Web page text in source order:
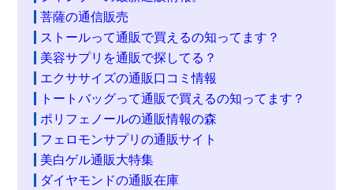
菩薩の通信販売
ストールって通販で買えるの知ってます？
美容サプリを通販で探してる？
エクササイズの通販口コミ情報
トートバッグって通販で買えるの知ってます？
ポリフェノールの通販情報の森
フェロモンサプリの通販サイト
美白ゲル通販大特集
ダイヤモンドの通販在庫